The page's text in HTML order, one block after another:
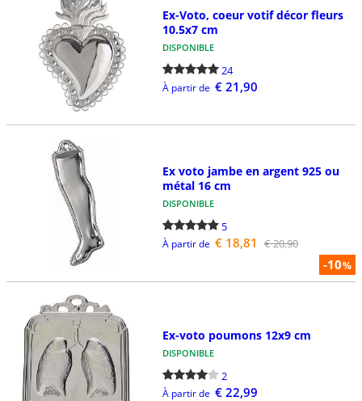
Ex-Voto, coeur votif décor fleurs
10.5x7 cm
DISPONIBLE
24
À partir de € 21,90
-10%
Ex voto jambe en argent 925 ou
métal 16 cm
DISPONIBLE
5
À partir de € 18,81 € 20,90
Ex-voto poumons 12x9 cm
DISPONIBLE
2
À partir de € 22,99